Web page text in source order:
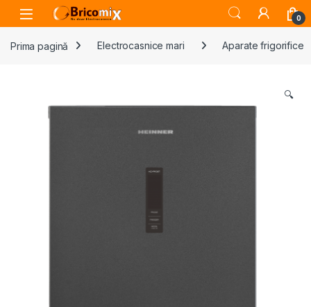
Skip to navigation
Skip to content
Open 0
Prima pagină Electrocasnice mari Aparate frigorifice
🔍